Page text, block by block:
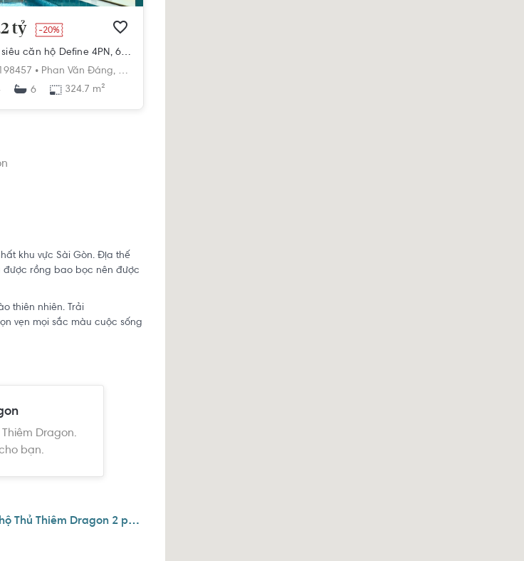
2,
Hồ Chí Minh
tỷ -20%
Bán siêu căn hộ Define 4PN, 6WC 325m2 Nhà mới 100%
• Phan Văn Đáng, Thạnh Mỹ Lợi,
6 324.7 m²
khu vực Sài Gòn. Địa thế
được rồng bao bọc nên được
thiên nhiên. Trải
vẹn mọi sắc màu cuộc sống
Dragon.
bạn.
Căn hộ Thủ Thiêm Dragon 2 phòng ngủ